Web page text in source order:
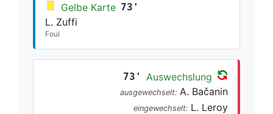
Gelbe Karte 73'
L. Zuffi
Foul
73' Auswechslung
ausgewechselt: A. Bačanin
eingewechselt: L. Leroy